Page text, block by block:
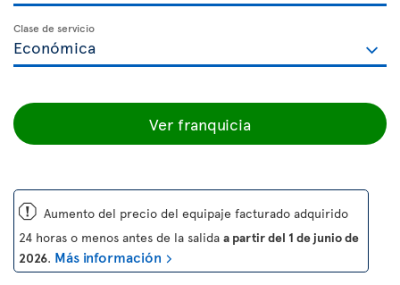
Clase de servicio
Ver franquicia
ü Aumento del precio del equipaje facturado adquirido
24 horas o menos antes de la salida a partir del 1 de junio de
2026. Más información